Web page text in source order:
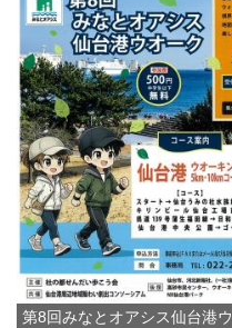
第8回みなとオアシス仙台港